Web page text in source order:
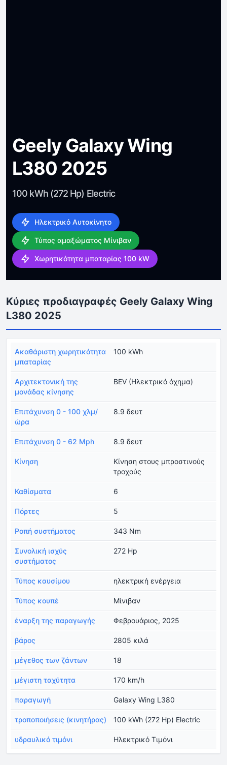
Geely Galaxy Wing
L380 2025
100 kWh (272 Hp) Electric
Ηλεκτρικό Αυτοκίνητο
Τύπος αμαξώματος Μίνιβαν
Χωρητικότητα μπαταρίας 100 kW
Κύριες προδιαγραφές Geely Galaxy Wing
L380 2025
Ακαθάριστη χωρητικότητα
μπαταρίας
100 kWh
Αρχιτεκτονική της
μονάδας κίνησης
BEV (Ηλεκτρικό όχημα)
Επιτάχυνση 0 - 100 χλμ/
ώρα
8.9 δευτ
Επιτάχυνση 0 - 62 Mph 8.9 δευτ
Κίνηση
Κίνηση στους μπροστινούς
τροχούς
Καθίσματα 6
Πόρτες 5
Ροπή συστήματος 343 Nm
Συνολική ισχύς
συστήματος
272 Hp
Τύπος καυσίμου ηλεκτρική ενέργεια
Τύπος κουπέ Μίνιβαν
έναρξη της παραγωγής Φεβρουάριος, 2025
βάρος 2805 κιλά
μέγεθος των ζάντων 18
μέγιστη ταχύτητα 170 km/h
παραγωγή Galaxy Wing L380
τροποποιήσεις (κινητήρας) 100 kWh (272 Hp) Electric
υδραυλικό τιμόνι Ηλεκτρικό Τιμόνι